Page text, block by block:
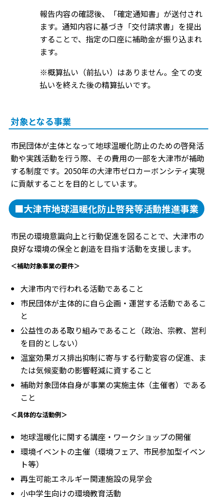
報告内容の確認後、「確定通知書」が送付され
ます。通知内容に基づき「交付請求書」を提出
することで、指定の口座に補助金が振り込まれ
ます。
※概算払い（前払い）はありません。全ての支
払いを終えた後の精算払いです。
対象となる事業
市民団体が主体となって地球温暖化防止のための啓発活
動や実践活動を行う際、その費用の一部を大津市が補助
する制度です。2050年の大津市ゼロカーボンシティ実現
に貢献することを目的としています。
■大津市地球温暖化防止啓発等活動推進事業
市民の環境意識向上と行動促進を図ることで、大津市の
良好な環境の保全と創造を目指す活動を支援します。
＜補助対象事業の要件＞
大津市内で行われる活動であること
市民団体が主体的に自ら企画・運営する活動であるこ
と
公益性のある取り組みであること（政治、宗教、営利
を目的としない）
温室効果ガス排出抑制に寄与する行動変容の促進、ま
たは気候変動の影響軽減に資すること
補助対象団体自身が事業の実施主体（主催者）である
こと
＜具体的な活動例＞
地球温暖化に関する講座・ワークショップの開催
環境イベントの主催（環境フェア、市民参加型イベン
ト等）
再生可能エネルギー関連施設の見学会
小中学生向けの環境教育活動